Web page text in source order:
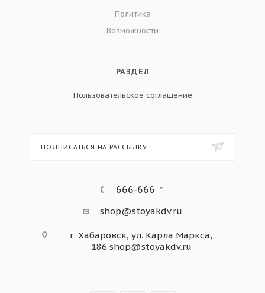
Политика
Возможности
РАЗДЕЛ
Пользовательское соглашение
ПОДПИСАТЬСЯ НА РАССЫЛКУ
666-666
shop@stoyakdv.ru
г. Хабаровск, ул. Карла Маркса,
186 shop@stoyakdv.ru